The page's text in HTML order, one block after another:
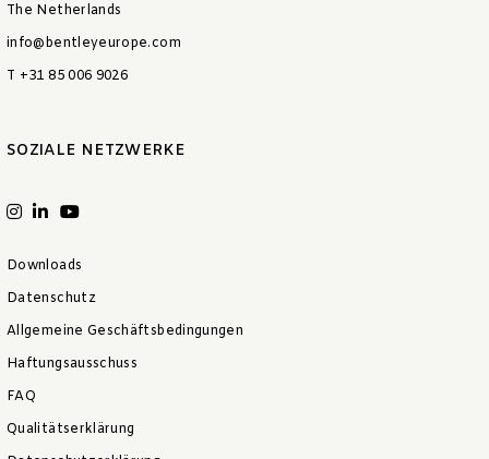
The Netherlands
info@bentleyeurope.com
T +31 85 006 9026
SOZIALE NETZWERKE
Downloads
Datenschutz
Allgemeine Geschäftsbedingungen
Haftungsausschuss
FAQ
Qualitätserklärung